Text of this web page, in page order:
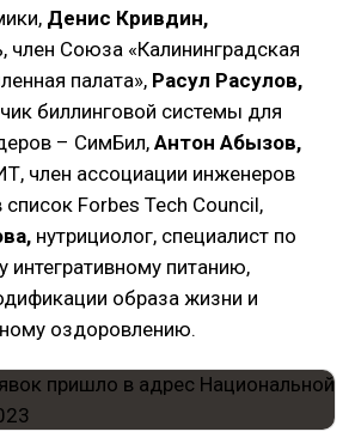
Денис Кривдин,
член Союза «Калининградская
палата», Расул Расулов,
биллинговой системы для
– СимБил, Антон Абызов,
член ассоциации инженеров
Forbes Tech Council,
нутрициолог, специалист по
интегративному питанию,
образа жизни и
оздоровлению.